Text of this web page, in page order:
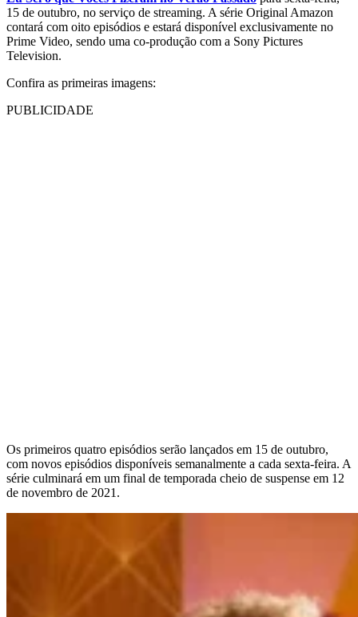
15 de outubro, no serviço de streaming. A série Original Amazon
contará com oito episódios e estará disponível exclusivamente no
Prime Video, sendo uma co-produção com a Sony Pictures
Television.
Confira as primeiras imagens:
PUBLICIDADE
Os primeiros quatro episódios serão lançados em 15 de outubro,
com novos episódios disponíveis semanalmente a cada sexta-feira. A
série culminará em um final de temporada cheio de suspense em 12
de novembro de 2021.